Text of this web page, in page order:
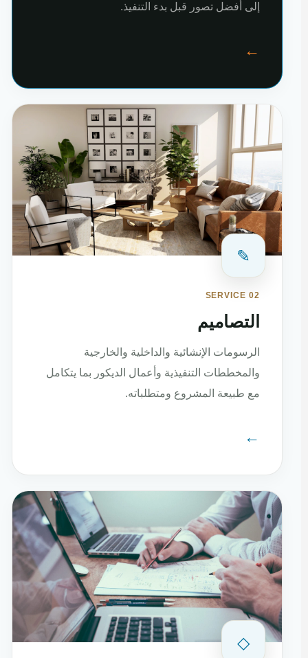
إلى أفضل تصور قبل بدء التنفيذ.
←
✎
SERVICE 02
التصاميم
الرسومات الإنشائية والداخلية والخارجية
والمخططات التنفيذية وأعمال الديكور بما يتكامل
مع طبيعة المشروع ومتطلباته.
←
◇